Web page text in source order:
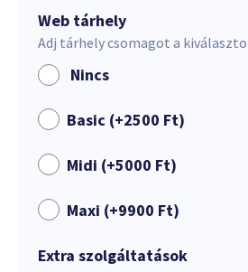
Web tárhely
Adj tárhely csomagot a
Nincs
Basic (+2500 Ft)
Midi (+5000 Ft)
Maxi (+9900 Ft)
Extra szolgáltatások